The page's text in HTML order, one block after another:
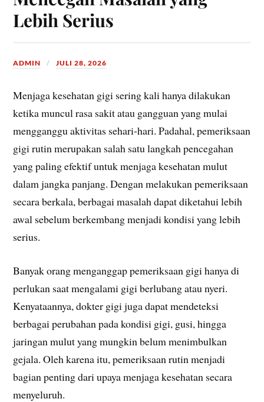
Lebih Serius
ADMIN JULI 28, 2026
Menjaga kesehatan gigi sering kali hanya dilakukan
ketika muncul rasa sakit atau gangguan yang mulai
mengganggu aktivitas sehari-hari. Padahal, pemeriksaan
gigi rutin merupakan salah satu langkah pencegahan
yang paling efektif untuk menjaga kesehatan mulut
dalam jangka panjang. Dengan melakukan pemeriksaan
secara berkala, berbagai masalah dapat diketahui lebih
awal sebelum berkembang menjadi kondisi yang lebih
serius.
Banyak orang menganggap pemeriksaan gigi hanya di
perlukan saat mengalami gigi berlubang atau nyeri.
Kenyataannya, dokter gigi juga dapat mendeteksi
berbagai perubahan pada kondisi gigi, gusi, hingga
jaringan mulut yang mungkin belum menimbulkan
gejala. Oleh karena itu, pemeriksaan rutin menjadi
bagian penting dari upaya menjaga kesehatan secara
menyeluruh.